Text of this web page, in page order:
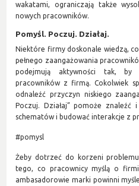
wakatami, ograniczają także
nowych pracowników.
Pomyśl. Poczuj. Działaj.
Niektóre firmy doskonale wiedzą,
pełnego zaangażowania
podejmują aktywności tak,
pracowników z firmą. Cokolwiek
odnaleźć przyczyn niskiego
Poczuj. Działaj” pomoże znaleźć
schematów i budować interakcje z
#pomysl
Żeby dotrzeć do korzeni
tego, co pracownicy myślą o
ambasadorowie marki powinni